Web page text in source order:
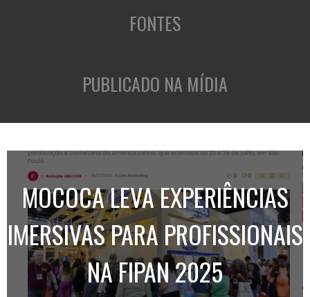
FONTES
PUBLICADO NA MÍDIA
MOCOCA LEVA EXPERIÊNCIAS
IMERSIVAS PARA PROFISSIONAIS
NA FIPAN 2025